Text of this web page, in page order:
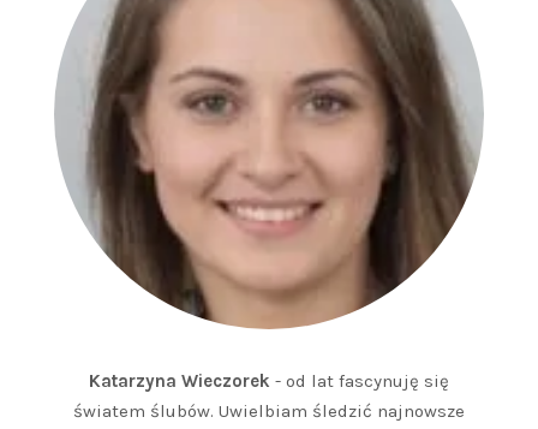
Katarzyna Wieczorek - od lat fascynuję się
światem ślubów. Uwielbiam śledzić najnowsze